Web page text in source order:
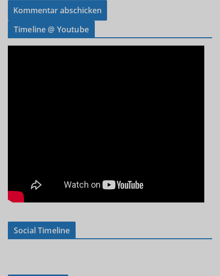
Timeline @ Youtube
Social Timeline